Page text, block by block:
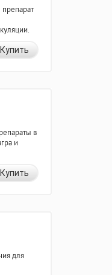
Купить
в
и
Купить
для